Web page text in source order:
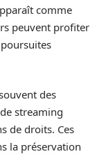
comme
peuvent profiter
des
streaming
de droits. Ces
la préservation